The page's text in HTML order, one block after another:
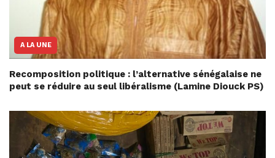
A LA UNE
Recomposition politique : l’alternative sénégalaise ne
peut se réduire au seul libéralisme (Lamine Diouck PS)